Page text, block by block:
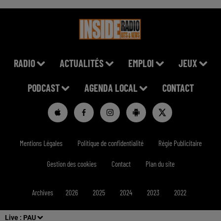
Live : PAU
RADIO ACTUALITÉS EMPLOI JEUX
PODCAST AGENDA LOCAL CONTACT
Mentions Légales Politique de confidentialité Régie Publicitaire
Gestion des cookies Contact Plan du site
Archives 2026 2025 2024 2023 2022